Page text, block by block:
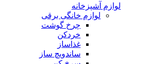
لوازم آشپزخانه
لوازم خانگی برقی
چرخ گوشت
خردکن
غذاساز
ساندویچ ساز